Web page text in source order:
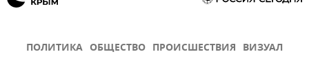
ПОЛИТИКА ОБЩЕСТВО ПРОИСШЕСТВИЯ ВИЗУАЛ